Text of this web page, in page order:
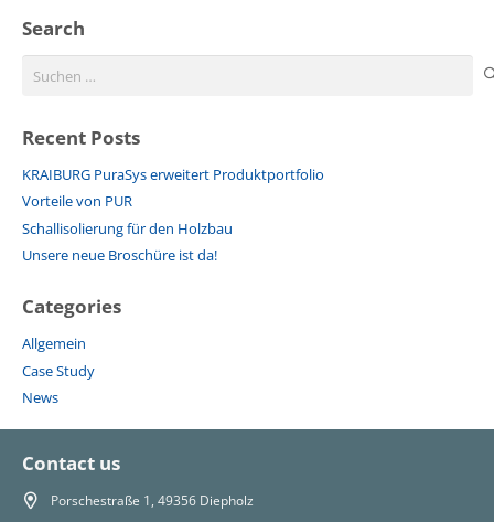
Search
Suchen
Recent Posts
KRAIBURG PuraSys erweitert Produktportfolio
Vorteile von PUR
Schallisolierung für den Holzbau
Unsere neue Broschüre ist da!
Categories
Allgemein
Case Study
News
Contact us
Porschestraße 1, 49356 Diepholz